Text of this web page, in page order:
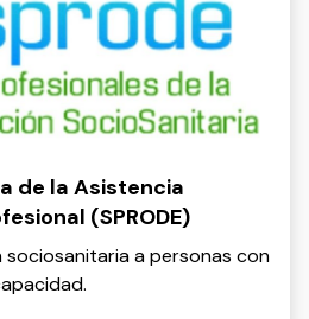
de la Asistencia
(SPRODE)
sociosanitaria a personas con